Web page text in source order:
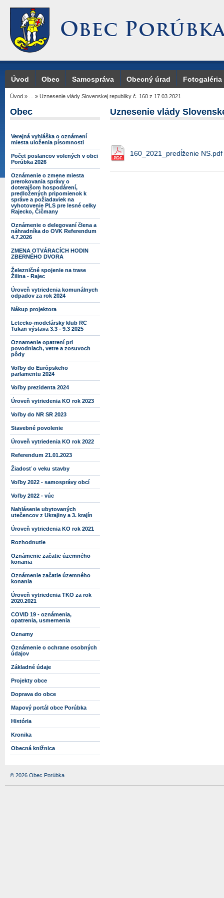
Úvod Obec Samospráva Obecný úrad Fotogaléria
Úvod » » Uznesenie vlády Slovenskej republiky č. 160 z 17.03.2021
Obec
Verejná vyhláška o oznámení
miesta uloženia písomnosti
Počet poslancov volených v obci
Porúbka 2026
Oznámenie o zmene miesta
prerokovania správy o
doterajšom hospodárení,
predložených pripomienok k
správe a požiadaviek na
vyhotovenie PLS pre lesné celky
Rajecko, Čičmany
Oznámenie o delegovaní člena a
náhradníka do OVK Referendum
4.7.2026
ZMENA OTVÁRACÍCH HODIN
ZBERNÉHO DVORA
Železničné spojenie na trase
Žilina - Rajec
Úroveň vytriedenia komunálnych
odpadov za rok 2024
Nákup projektora
Letecko-modelársky klub RC
Tukan výstava 3.3 - 9.3 2025
Oznamenie opatrení pri
povodniach, vetre a zosuvoch
pôdy
Voľby do Európskeho
parlamentu 2024
Voľby prezidenta 2024
Úroveň vytriedenia KO rok 2023
Voľby do NR SR 2023
Stavebné povolenie
Úroveň vytriedenia KO rok 2022
Referendum 21.01.2023
Žiadosť o veku stavby
Voľby 2022 - samosprávy obcí
Voľby 2022 - vúc
Nahlásenie ubytovaných
utečencov z Ukrajiny a 3. krajín
Úroveň vytriedenia KO rok 2021
Rozhodnutie
Oznámenie začatie územného
konania
Oznámenie začatie územného
konania
Úroveň vytriedenia TKO za rok
2020.2021
COVID 19 - oznámenia,
opatrenia, usmernenia
Oznamy
Oznámenie o ochrane osobných
údajov
Základné údaje
Projekty obce
Doprava do obce
Mapový portál obce Porúbka
História
Kronika
Obecná knižnica
Uznesenie vlády
160_2021_predĺženie NS.pdf
© 2026 Obec Porúbka